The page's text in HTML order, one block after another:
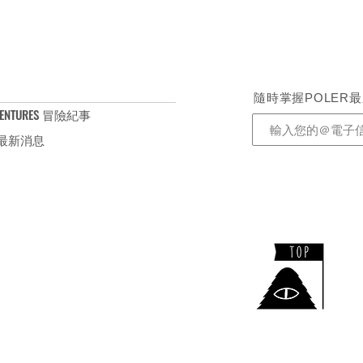
冒險紀事
新消息
隨時掌握POLER